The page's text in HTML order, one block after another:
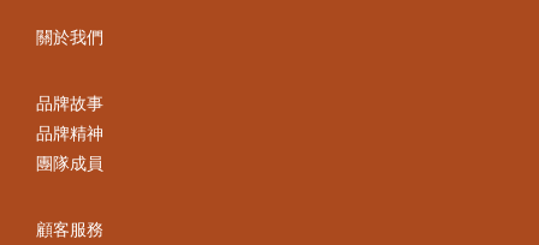
關於我們
品牌故事
品牌精神
團隊成員
顧客服務